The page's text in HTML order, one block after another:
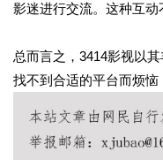
影迷进行交流。这种互
总而言之，3414影视以
找不到合适的平台而烦